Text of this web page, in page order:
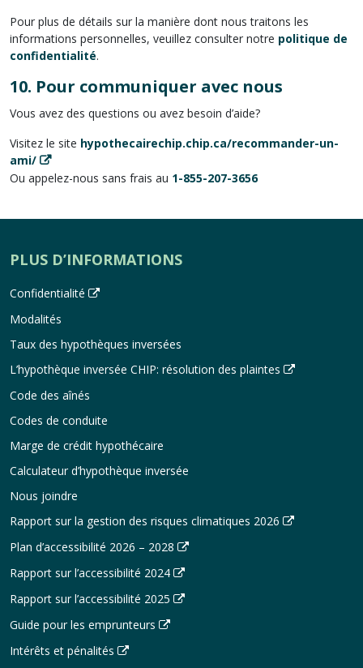
Pour plus de détails sur la manière dont nous traitons les
informations personnelles, veuillez consulter notre politique de
confidentialité.
10. Pour communiquer avec nous
Vous avez des questions ou avez besoin d’aide?
Visitez le site hypothecairechip.chip.ca/recommander-un-
ami/
Ou appelez-nous sans frais au 1-855-207-3656
PLUS D’INFORMATIONS
Confidentialité
Modalités
Taux des hypothèques inversées
L’hypothèque inversée CHIP: résolution des plaintes
Code des aînés
Codes de conduite
Marge de crédit hypothécaire
Calculateur d’hypothèque inversée
Nous joindre
Rapport sur la gestion des risques climatiques 2026
Plan d’accessibilité 2026 – 2028
Rapport sur l’accessibilité 2024
Rapport sur l’accessibilité 2025
Guide pour les emprunteurs
Intérêts et pénalités